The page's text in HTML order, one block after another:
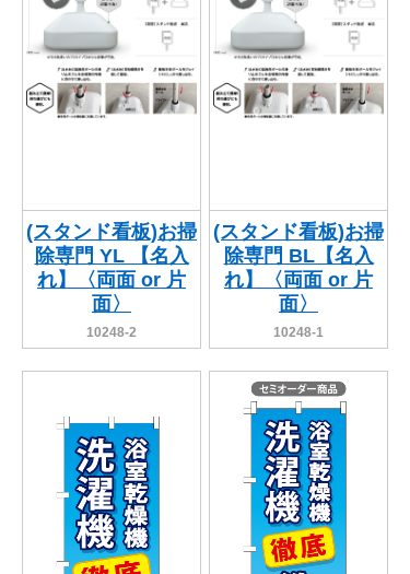
(スタンド看板)お掃
除専門 YL 【名入
れ】〈両面 or 片
面〉
10248-2
(スタンド看板)お掃
除専門 BL【名入
れ】〈両面 or 片
面〉
10248-1